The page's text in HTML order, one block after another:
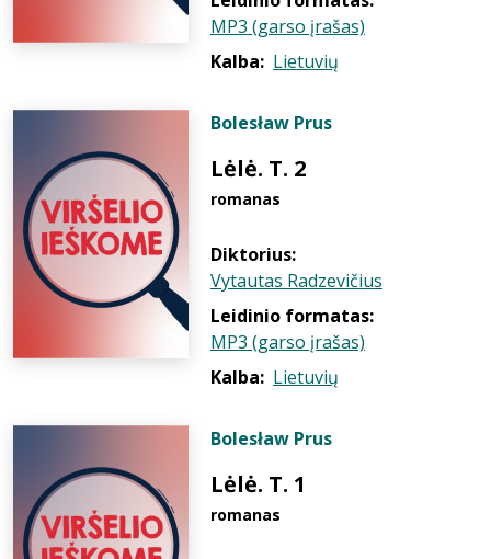
MP3 (garso įrašas)
Kalba: Lietuvių
Bolesław Prus
Lėlė. T. 2
romanas
Diktorius:
Vytautas Radzevičius
Leidinio formatas:
MP3 (garso įrašas)
Kalba: Lietuvių
Bolesław Prus
Lėlė. T. 1
romanas